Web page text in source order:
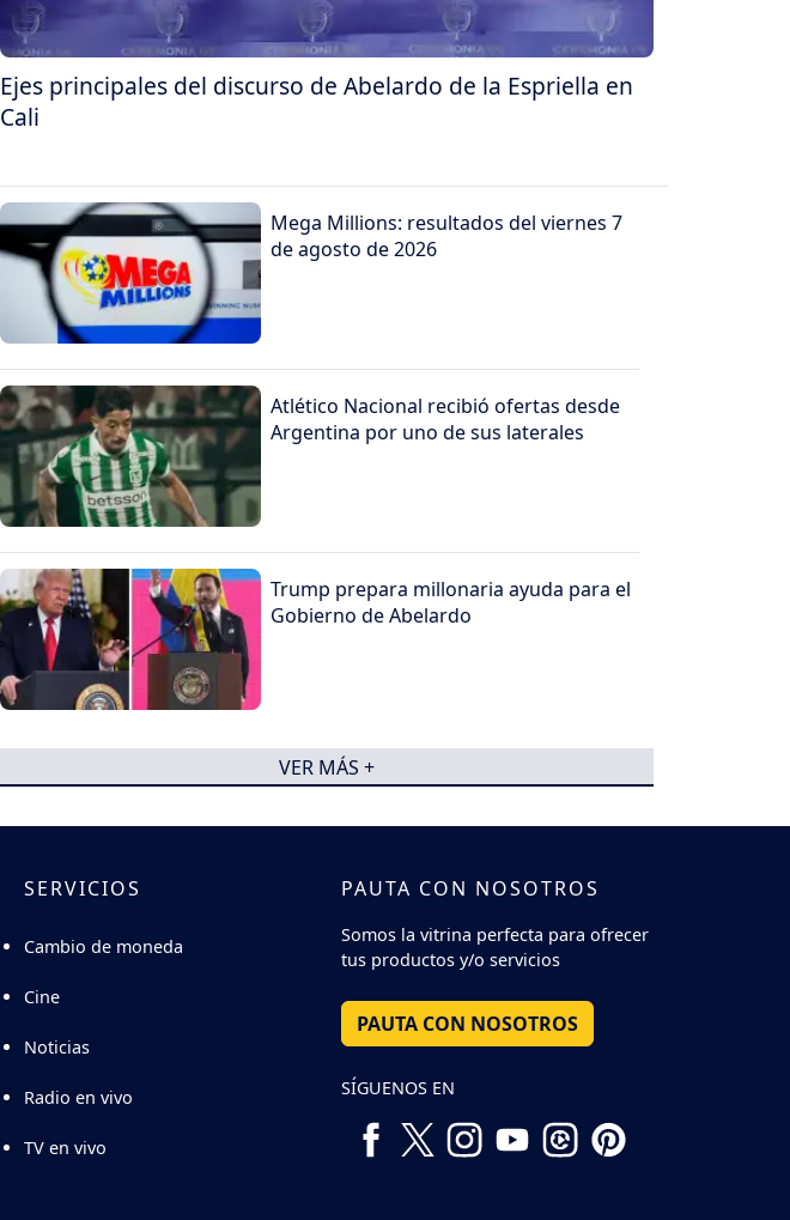
Ejes principales del discurso de Abelardo de la Espriella en
Cali
Mega Millions: resultados del viernes 7
de agosto de 2026
Atlético Nacional recibió ofertas desde
Argentina por uno de sus laterales
Trump prepara millonaria ayuda para el
Gobierno de Abelardo
VER MÁS +
SERVICIOS
Cambio de moneda
Cine
Noticias
Radio en vivo
TV en vivo
PAUTA CON NOSOTROS
Somos la vitrina perfecta para ofrecer
tus productos y/o servicios
PAUTA CON NOSOTROS
SÍGUENOS EN